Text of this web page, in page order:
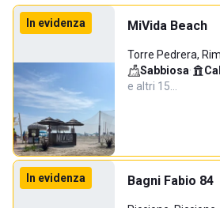
In evidenza MiVida Beach
Torre Pedrera,
Sabbiosa·
e altri 15…
In evidenza Bagni Fabio 84